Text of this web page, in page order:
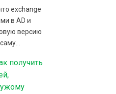
exchange
в AD и
версию
получить